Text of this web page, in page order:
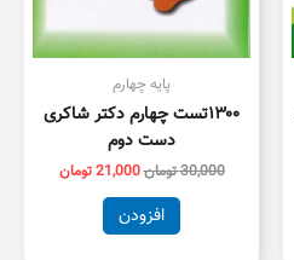
پایه چهارم
۱۳۰۰تست چهارم دکتر شاکری
دست دوم
30,000تومان21,000تومان
افزودن